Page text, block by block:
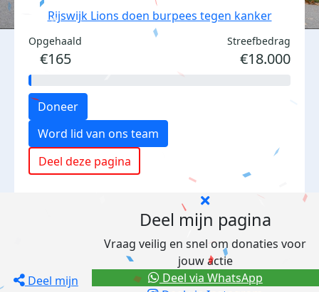
Rijswijk Lions doen burpees tegen kanker
Opgehaald
€165
Streefbedrag
€18.000
Doneer
Word lid van ons team
Deel deze pagina
Deel mijn
Deel mijn pagina
Vraag veilig en snel om donaties voor
jouw actie
Deel via WhatsApp